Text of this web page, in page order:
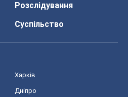
Розслідування
Суспільство
Харків
Дніпро